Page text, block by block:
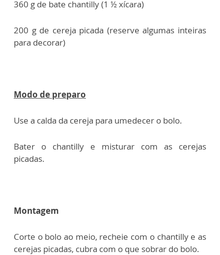
360 g de bate chantilly (1 ½ xícara)
200 g de cereja picada (reserve algumas inteiras
para decorar)
Modo de preparo
Use a calda da cereja para umedecer o bolo.
Bater o chantilly e misturar com as cerejas
picadas.
Montagem
Corte o bolo ao meio, recheie com o chantilly e as
cerejas picadas, cubra com o que sobrar do bolo.